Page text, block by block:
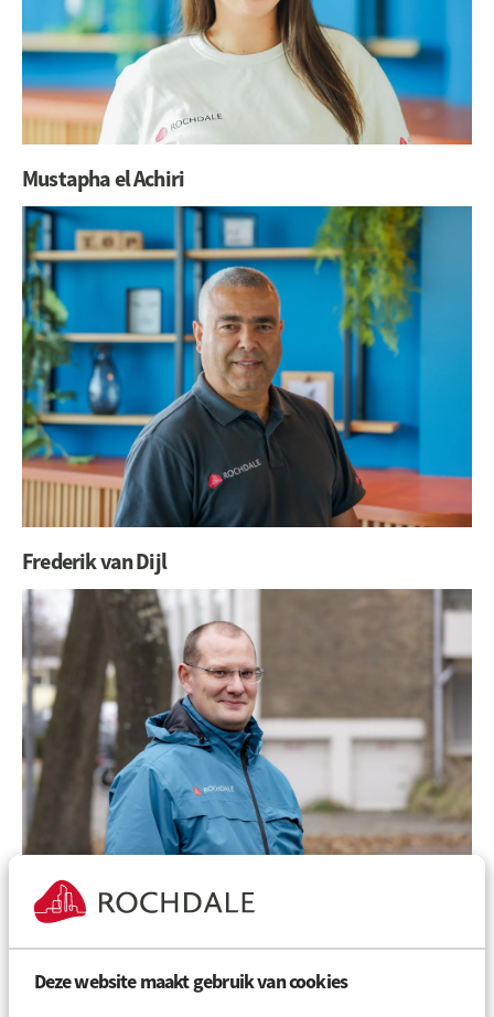
Deze website maakt gebruik van cookies
Mustapha el Achiri
Frederik van Dijl
Julia Gorczynski